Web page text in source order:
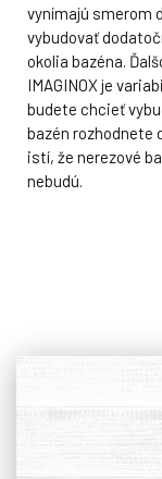
vynímajú smerom
vybudovať
okolia bazéna.
IMAGINOX je
budete chcieť
bazén rozhodnete
istí, že nerezové
nebudú.